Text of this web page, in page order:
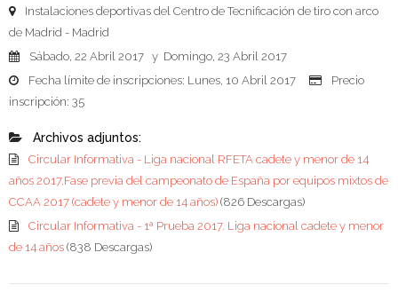
Instalaciones deportivas del Centro de Tecnificación de tiro con arco
de Madrid - Madrid
Sábado, 22 Abril 2017 y Domingo, 23 Abril 2017
Fecha límite de inscripciones: Lunes, 10 Abril 2017
Precio
inscripción: 35
Archivos adjuntos:
Circular Informativa - Liga nacional RFETA cadete y menor de 14
años 2017.Fase previa del campeonato de España por equipos mixtos de
CCAA 2017 (cadete y menor de 14 años) (826 Descargas)
Circular Informativa - 1ª Prueba 2017. Liga nacional cadete y menor
de 14 años (838 Descargas)